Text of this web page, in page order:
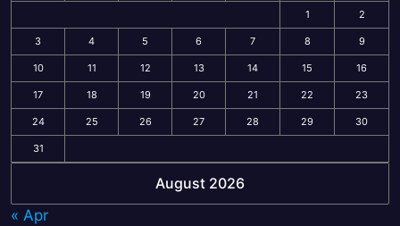
August 2026
1 2
3 4 5 6 7 8 9
10 11 12 13 14 15 16
17 18 19 20 21 22 23
24 25 26 27 28 29 30
31
« Apr